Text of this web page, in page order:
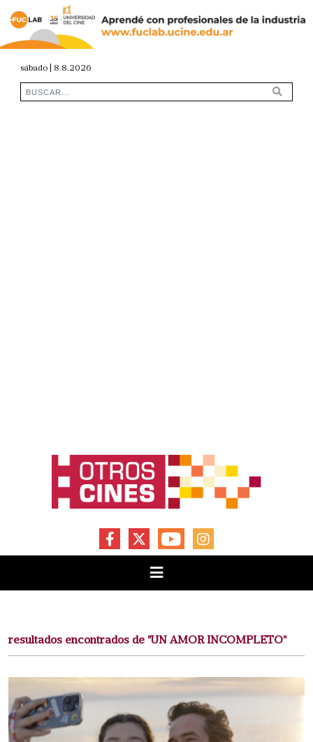
sábado | 8.8.2026
FACEBOOKYOUTUBEINSTAGRAM
resultados encontrados de "UN AMOR INCOMPLETO"